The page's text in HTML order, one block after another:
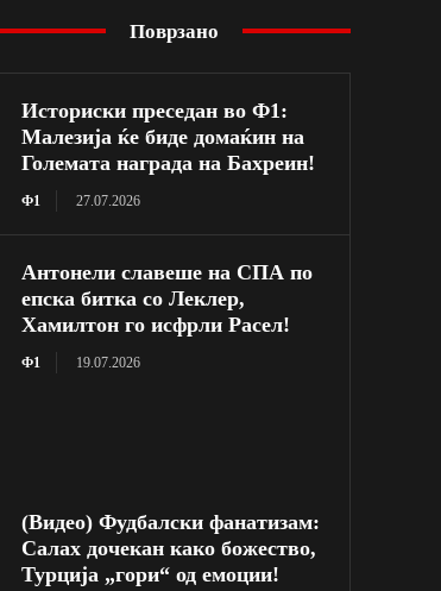
Поврзано
Историски преседан во Ф1:
Малезија ќе биде домаќин на
Големата награда на Бахреин!
Ф1 27.07.2026
Антонели славеше на СПА по
епска битка со Леклер,
Хамилтон го исфрли Расел!
Ф1 19.07.2026
(Видео) Фудбалски фанатизам:
Салах дочекан како божество,
Турција „гори“ од емоции!